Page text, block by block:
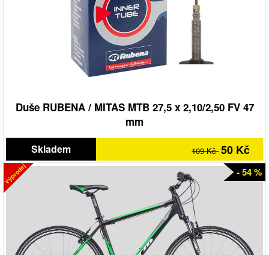
Duše RUBENA / MITAS MTB 27,5 x 2,10/2,50 FV 47
mm
Skladem 109 Kč 50 Kč
Výprodej - 54 %